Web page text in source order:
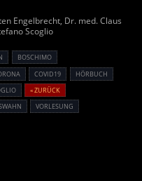
Engelbrecht, Dr. med. Claus
Scoglio
BOSCHIMO
COVID19
HÖRBUCH
« ZURÜCK
VORLESUNG